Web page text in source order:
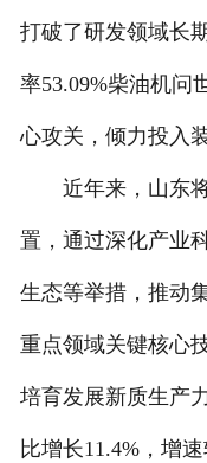
打破了研发领域长
率53.09%柴油机问
心攻关，倾力投入
近年来，山东将
置，通过深化产业
生态等举措，推动
重点领域关键核心
培育发展新质生产
比增长11.4%，增